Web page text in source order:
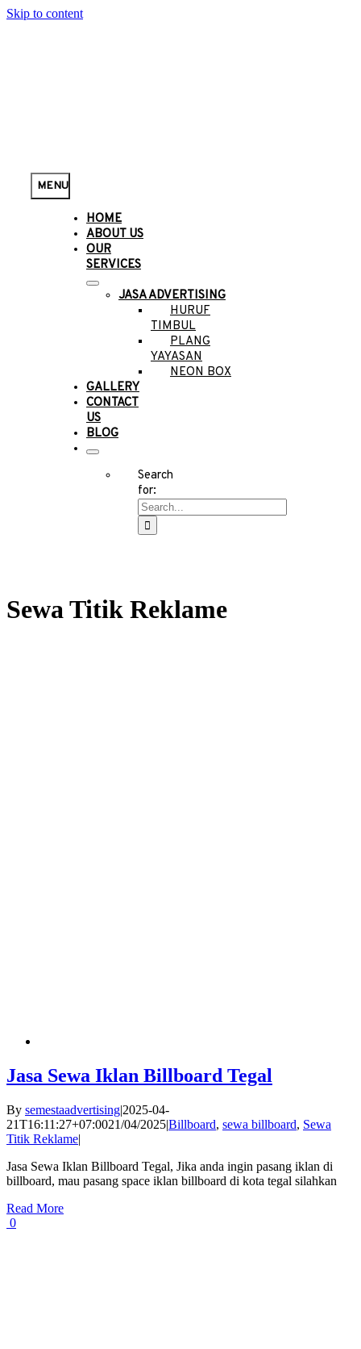
Skip to content
MENU
HOME
ABOUT US
OUR
SERVICES
JASA ADVERTISING
HURUF
TIMBUL
PLANG
YAYASAN
NEON BOX
GALLERY
CONTACT
US
BLOG
Search
for:
Sewa Titik Reklame
Jasa Sewa Iklan Billboard Tegal
By semestaadvertising|2025-04-
21T16:11:27+07:0021/04/2025|Billboard, sewa billboard, Sewa
Titik Reklame|
Jasa Sewa Iklan Billboard Tegal, Jika anda ingin pasang iklan di
billboard, mau pasang space iklan billboard di kota tegal silahkan
Read More
0